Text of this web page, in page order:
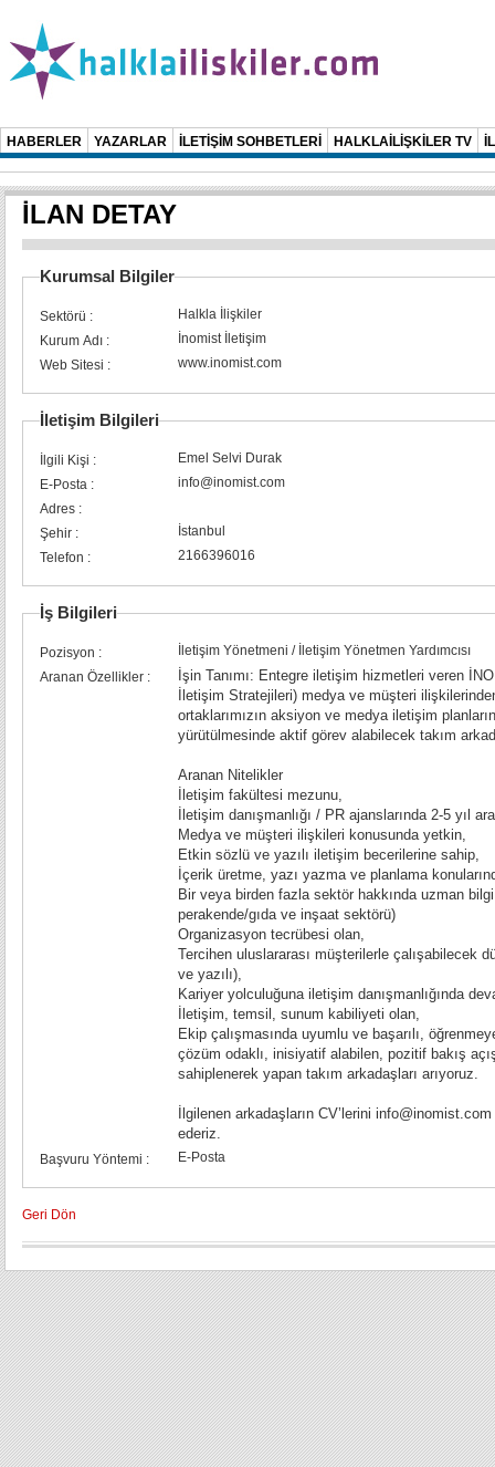
HABERLER YAZARLAR İLETİŞİM SOHBETLERİ HALKLAİLİŞKİLER TV
İLAN DETAY
Kurumsal Bilgiler
Sektörü :
Halkla İlişkiler
Kurum Adı :
İnomist İletişim
Web Sitesi :
www.inomist.com
İletişim Bilgileri
İlgili Kişi :
Emel Selvi Durak
E-Posta :
info@inomist.com
Adres :
Şehir :
İstanbul
Telefon :
2166396016
İş Bilgileri
Pozisyon :
İletişim Yönetmeni / İletişim Yönetmen Yardımcısı
Aranan Özellikler :
İşin Tanımı: Entegre iletişim hizmetleri veren
İletişim Stratejileri) medya ve müşteri
ortaklarımızın aksiyon ve medya iletişim
yürütülmesinde aktif görev alabilecek takım
Aranan Nitelikler
İletişim fakültesi mezunu,
İletişim danışmanlığı / PR ajanslarında 2-5 yıl
Medya ve müşteri ilişkileri konusunda yetkin,
Etkin sözlü ve yazılı iletişim becerilerine sahip,
İçerik üretme, yazı yazma ve planlama
Bir veya birden fazla sektör hakkında uzman
perakende/gıda ve inşaat sektörü)
Organizasyon tecrübesi olan,
Tercihen uluslararası müşterilerle çalışabilecek
ve yazılı),
Kariyer yolculuğuna iletişim danışmanlığında
İletişim, temsil, sunum kabiliyeti olan,
Ekip çalışmasında uyumlu ve başarılı,
çözüm odaklı, inisiyatif alabilen, pozitif bakış
sahiplenerek yapan takım arkadaşları arıyoruz.
İlgilenen arkadaşların CV’lerini
ederiz.
Başvuru Yöntemi : E-Posta
Geri Dön